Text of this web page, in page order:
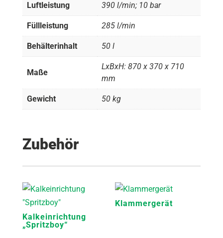
Luftleistung 390 l/min; 10 bar
Füllleistung 285 l/min
Behälterinhalt 50 l
Maße
LxBxH: 870 x 370 x 710
mm
Gewicht 50 kg
Zubehör
Kalkeinrichtung
„Spritzboy“
Klammergerät